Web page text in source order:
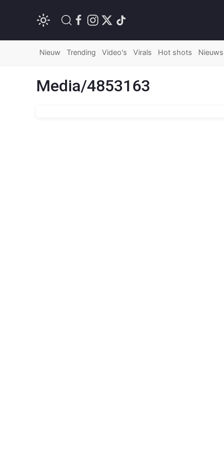
Nieuw Trending Video's Virals Hot shots Nieuws
Media/4853163